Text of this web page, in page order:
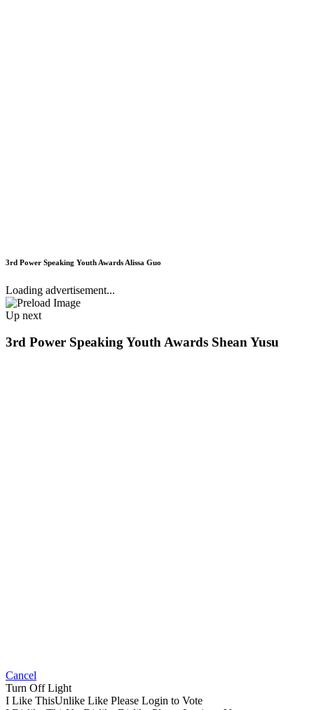
3rd Power Speaking Youth Awards Alissa Guo
Loading advertisement...
Up next
3rd Power Speaking Youth Awards Shean Yusu
Cancel
Turn Off Light
I Like ThisUnlike Like Please Login to Vote